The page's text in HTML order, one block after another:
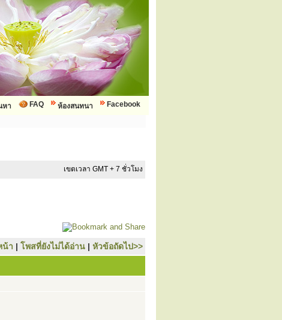
Facebook
ห้องสนทนา
FAQ
หา
เขตเวลา GMT + 7 ชั่วโมง
น้า | โพสที่ยังไม่ได้อ่าน | หัวข้อถัดไป>>